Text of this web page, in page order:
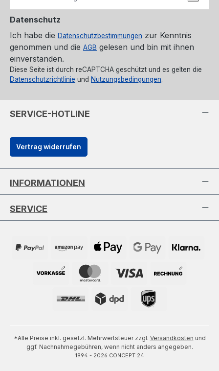
Datenschutz
Ich habe die Datenschutzbestimmungen zur Kenntnis
genommen und die AGB gelesen und bin mit ihnen
einverstanden.
Diese Seite ist durch reCAPTCHA geschützt und es gelten die
Datenschutzrichtlinie und Nutzungsbedingungen.
SERVICE-HOTLINE
Vertrag widerrufen
INFORMATIONEN
SERVICE
*Alle Preise inkl. gesetzl. Mehrwertsteuer zzgl. Versandkosten und
ggf. Nachnahmegebühren, wenn nicht anders angegeben.
1994 - 2026 CONCEPT 24